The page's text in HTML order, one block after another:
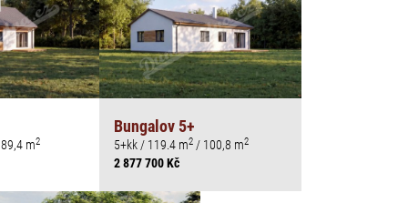
m2
Bungalov 5+
5+kk / 119.4 m2 / 100,8 m2
2 877 700 Kč